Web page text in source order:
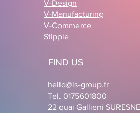
V-Design
V-Manufacturing
V-Commerce
Stipple
FIND US
hello@ls-group.fr
Tel. 0175601800
22 quai Gallieni